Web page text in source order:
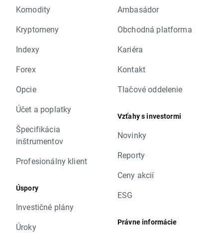
Komodity
Kryptomeny
Indexy
Forex
Opcie
Účet a poplatky
Špecifikácia
inštrumentov
Profesionálny klient
Úspory
Investičné plány
Úroky
Ambasádor
Obchodná platforma
Kariéra
Kontakt
Tlačové oddelenie
Vzťahy s investormi
Novinky
Reporty
Ceny akcií
ESG
Právne informácie